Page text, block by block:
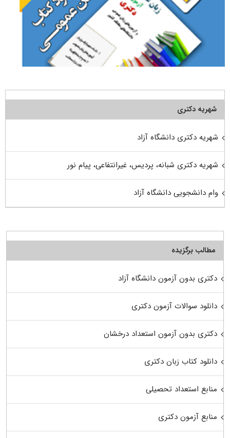
شهریه دکتری
شهریه دکتری دانشگاه آزاد
شهریه دکتری شبانه، پردیس، غیرانتفاعی، پیام نور
وام دانشجویی دانشگاه آزاد
مطالب برگزیده
دکتری بدون آزمون دانشگاه آزاد
دانلود سوالات آزمون دکتری
دکتری بدون آزمون استعداد درخشان
دانلود کتاب زبان دکتری
منابع استعداد تحصیلی
منابع آزمون دکتری